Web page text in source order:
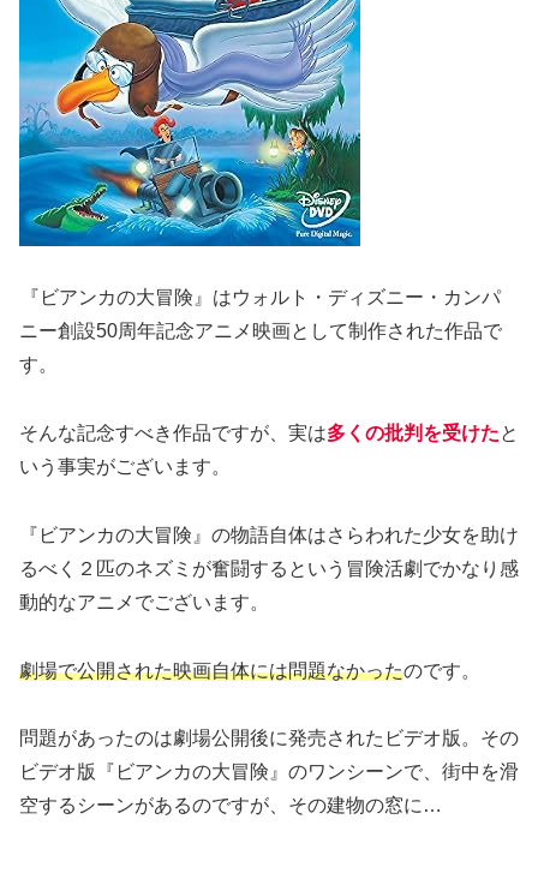
『ビアンカの大冒険』はウォルト・ディズニー・カンパ
ニー創設50周年記念アニメ映画として制作された作品で
す。
そんな記念すべき作品ですが、実は多くの批判を受けたと
いう事実がございます。
『ビアンカの大冒険』の物語自体はさらわれた少女を助け
るべく２匹のネズミが奮闘するという冒険活劇でかなり感
動的なアニメでございます。
劇場で公開された映画自体には問題なかったのです。
問題があったのは劇場公開後に発売されたビデオ版。その
ビデオ版『ビアンカの大冒険』のワンシーンで、街中を滑
空するシーンがあるのですが、その建物の窓に…